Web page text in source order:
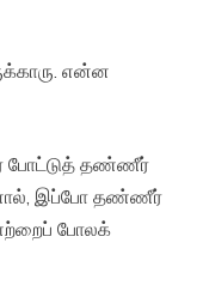
என்ன
போட்டுத் தண்ணீர்
இப்போ தண்ணீர்
போலக்